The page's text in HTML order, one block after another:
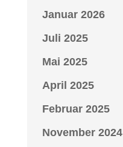
Januar 2026
Juli 2025
Mai 2025
April 2025
Februar 2025
November 2024